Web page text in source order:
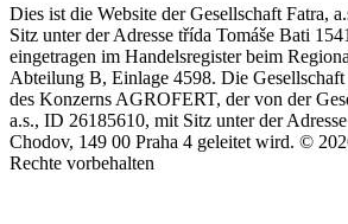
Dies ist die Website der Gesellschaft Fatra,
Sitz unter der Adresse třída Tomáše Bati
eingetragen im Handelsregister beim
Abteilung B, Einlage 4598. Die
des Konzerns AGROFERT, der von der
a.s., ID 26185610, mit Sitz unter der
Chodov, 149 00 Praha 4 geleitet wird. ©
Rechte vorbehalten